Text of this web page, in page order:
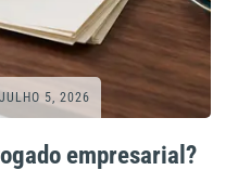
JULHO 5, 2026
empresarial?